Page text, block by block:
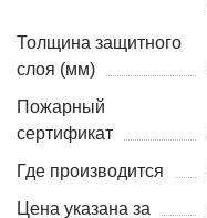
Толщина защитного
слоя (мм)
Пожарный
сертификат
Где производится
Цена указана за